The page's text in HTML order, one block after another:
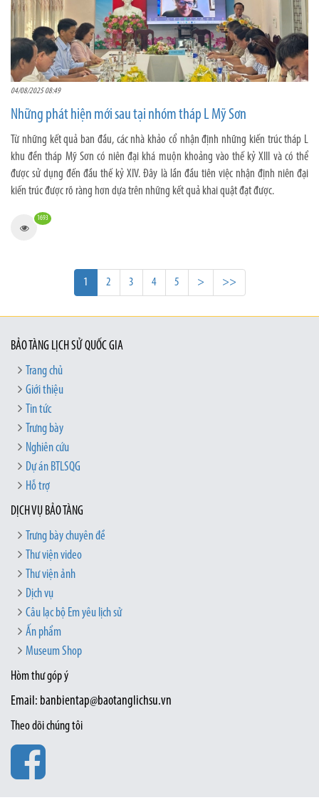
04/08/2025 08:49
Những phát hiện mới sau tại nhóm tháp L Mỹ Sơn
Từ những kết quả ban đầu, các nhà khảo cổ nhận định những kiến trúc tháp L
khu đền tháp Mỹ Sơn có niên đại khá muộn khoảng vào thế kỷ XIII và có thể
được sử dụng đến đầu thế kỷ XIV. Đây là lần đầu tiên việc nhận định niên đại
kiến trúc được rõ ràng hơn dựa trên những kết quả khai quật đạt được.
1693
1 2 3 4 5 > >>
BẢO TÀNG LỊCH SỬ QUỐC GIA
Trang chủ
Giới thiệu
Tin tức
Trưng bày
Nghiên cứu
Dự án BTLSQG
Hỗ trợ
DỊCH VỤ BẢO TÀNG
Trưng bày chuyên đề
Thư viện video
Thư viện ảnh
Dịch vụ
Câu lạc bộ Em yêu lịch sử
Ấn phẩm
Museum Shop
Hòm thư góp ý
Email: banbientap@baotanglichsu.vn
Theo dõi chúng tôi